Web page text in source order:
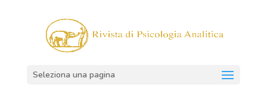
Seleziona una pagina